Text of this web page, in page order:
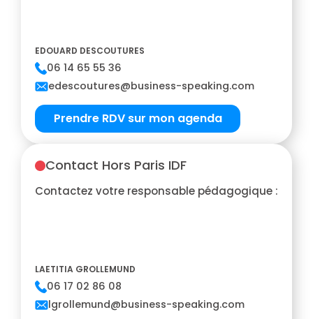
EDOUARD DESCOUTURES
06 14 65 55 36
edescoutures@business-speaking.com
Prendre RDV sur mon agenda
Contact Hors Paris IDF
Contactez votre responsable pédagogique :
LAETITIA GROLLEMUND
06 17 02 86 08
lgrollemund@business-speaking.com